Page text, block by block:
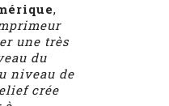
,
une très
du
niveau de
crée